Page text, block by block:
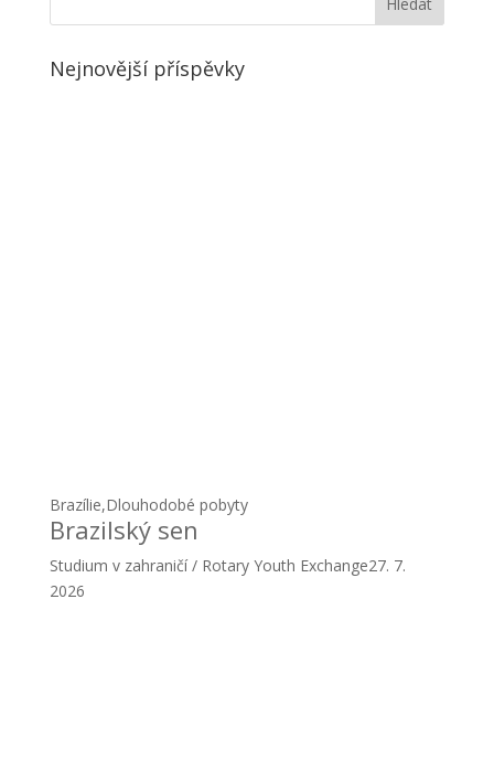
Nejnovější příspěvky
Brazílie,Dlouhodobé pobyty
Brazilský sen
Studium v zahraničí / Rotary Youth Exchange27. 7.
2026